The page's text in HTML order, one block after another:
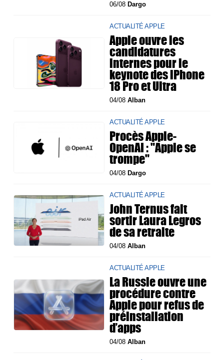
06/08 Dargo
ACTUALITÉ APPLE
Apple ouvre les
candidatures
internes pour le
keynote des iPhone
18 Pro et Ultra
04/08Alban
ACTUALITÉ APPLE
Procès Apple-
OpenAI : "Apple se
trompe"
04/08 Dargo
ACTUALITÉ APPLE
John Ternus fait
sortir Laura Legros
de sa retraite
04/08Alban
ACTUALITÉ APPLE
La Russie ouvre une
procédure contre
Apple pour refus de
préinstallation
d’apps
04/08Alban